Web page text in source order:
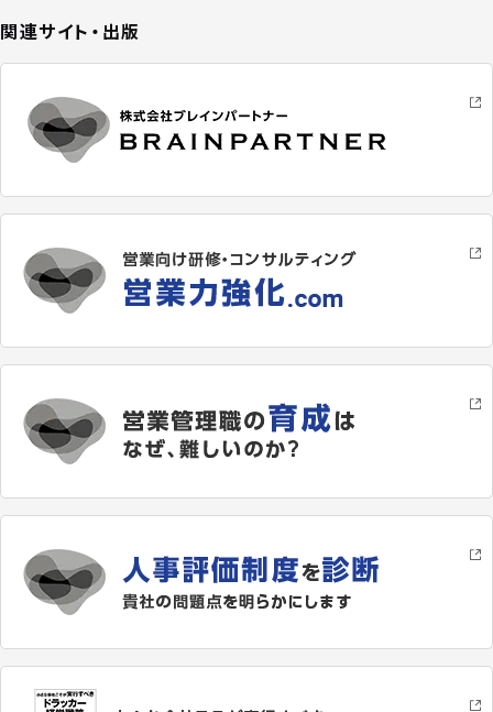
関連サイト・出版